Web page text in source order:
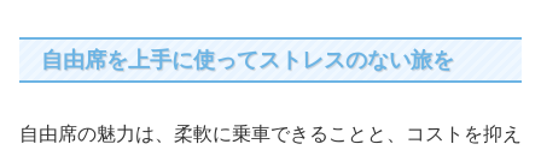
自由席を上手に使ってストレスのない旅を
自由席の魅力は、柔軟に乗車できることと、コストを抑え